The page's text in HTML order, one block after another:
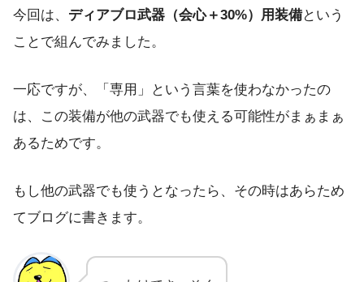
今回は、 ディアブロ武器（会心＋30%）用装備という
ことで組んでみました。
一応ですが、「専用」という言葉を使わなかったの
は、この装備が他の武器でも使える可能性がまぁまぁ
あるためです。
もし他の武器でも使うとなったら、その時はあらため
てブログに書きます。